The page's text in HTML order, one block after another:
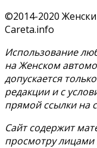
©2014-2020
Careta.info
Использование
на Женском
допускается
редакции и с
прямой ссылки на
Сайт содержит
просмотру лицами